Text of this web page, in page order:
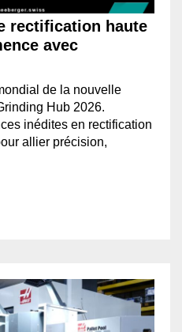
rectification haute
avec
de la nouvelle
Hub 2026.
inédites en rectification
allier précision,